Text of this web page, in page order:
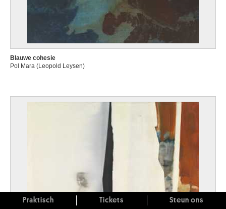
Blauwe cohesie
Pol Mara (Leopold Leysen)
Praktisch Tickets Steun ons